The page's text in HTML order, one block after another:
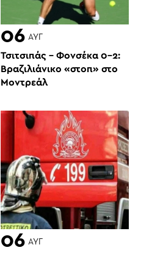
06 ΑΥΓ
Τσιτσιπάς – Φονσέκα 0-2:
Βραζιλιάνικο «στοπ» στο
Μοντρεάλ
06 ΑΥΓ